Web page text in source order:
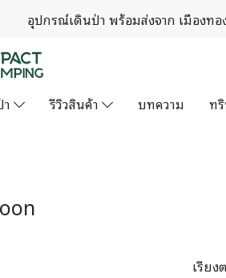
อุปกรณ์เดินป่า พร้อมส่งจาก เมืองทอ
รีวิวสินค้า บทความ ท
เรียง